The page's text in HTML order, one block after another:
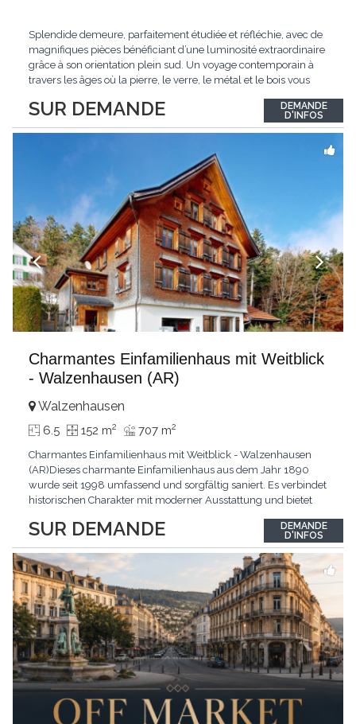
SUR DEMANDE
Splendide demeure, parfaitement étudiée et réfléchie, avec de
magnifiques pièces bénéficiant d’une luminosité extraordinaire
grâce à son orientation plein sud. Un voyage contemporain à
travers les âges où la pierre, le verre, le métal et le bois vous
de Grandson, entourée de nature et d’un verger de fruitiers, et...
DEMANDE
D'INFOS
Charmantes Einfamilienhaus mit Weitblick
- Walzenhausen (AR)
SUR DEMANDE
Walzenhausen
6.5 152 m2 707 m2
Charmantes Einfamilienhaus mit Weitblick - Walzenhausen
(AR)Dieses charmante Einfamilienhaus aus dem Jahr 1890
wurde seit 1998 umfassend und sorgfältig saniert. Es verbindet
historischen Charakter mit moderner Ausstattung und bietet
Walzenhausen überzeugt durch die Nähe zur Natur, gute
Erreichbarkeit und ein angenehmes Wohnumfeld. Highlights...
DEMANDE
D'INFOS